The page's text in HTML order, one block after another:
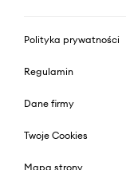
Polityka prywatności
Regulamin
Dane firmy
Twoje Cookies
Mapa strony